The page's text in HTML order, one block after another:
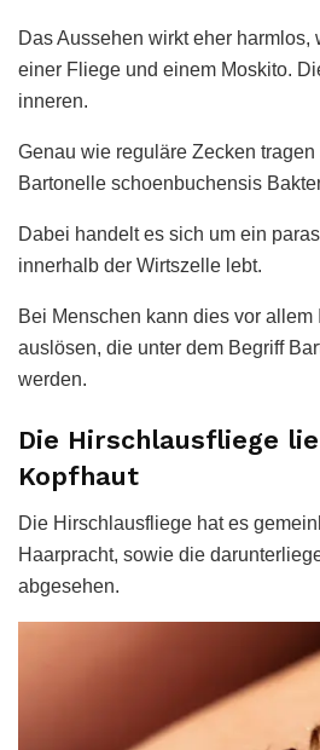
Das Aussehen wirkt eher
einer Fliege und einem Moskito.
inneren.
Genau wie reguläre Zecken
Bartonelle schoenbuchensis
Dabei handelt es sich um ein
innerhalb der Wirtszelle lebt.
Bei Menschen kann dies vor allem
auslösen, die unter dem Begriff
werden.
Die Hirschlausfliege
Kopfhaut
Die Hirschlausfliege hat es
Haarpracht, sowie die
abgesehen.